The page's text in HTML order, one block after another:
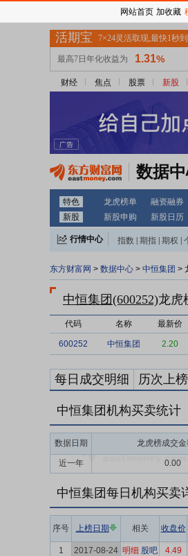
财经 焦点 股票 新股
数据
特色 龙虎榜单 融资融券
新股
新股申购 新股日历
行情中心 指数 期指 期权
东方财富网 > 数据中心 > 中恒集团 >
中恒集团(600252)龙虎
代码 名称 最新价
600252 中恒集团 2.20
每日成交明细 历次上
中恒集团机构买卖统计
数据日期 龙虎榜成交
近一年
0.00
中恒集团每日机构买卖
序号 上榜日期 相关 收盘价
1 2017-08-24 明细 股吧 4.49
网站首页 加收藏